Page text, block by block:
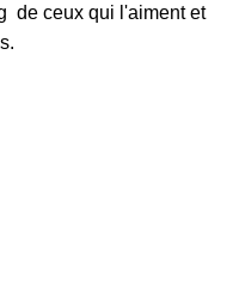
de ceux qui l'aiment et